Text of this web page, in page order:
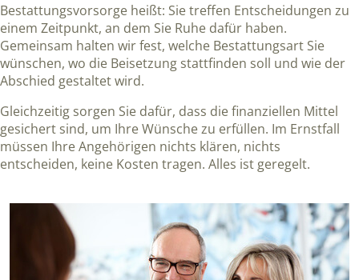
Bestattungsvorsorge heißt: Sie treffen Entscheidungen zu
einem Zeitpunkt, an dem Sie Ruhe dafür haben.
Gemeinsam halten wir fest, welche Bestattungsart Sie
wünschen, wo die Beisetzung stattfinden soll und wie der
Abschied gestaltet wird.
Gleichzeitig sorgen Sie dafür, dass die finanziellen Mittel
gesichert sind, um Ihre Wünsche zu erfüllen. Im Ernstfall
müssen Ihre Angehörigen nichts klären, nichts
entscheiden, keine Kosten tragen. Alles ist geregelt.